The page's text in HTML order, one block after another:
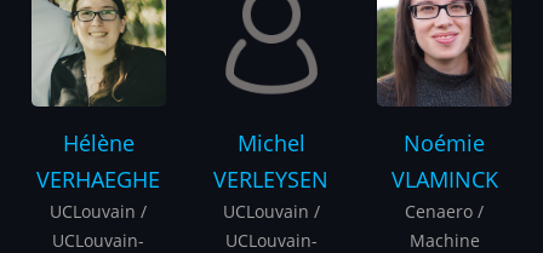
Hélène
VERHAEGHE
UCLouvain /
UCLouvain-
Michel
VERLEYSEN
UCLouvain /
UCLouvain-
Noémie
VLAMINCK
Cenaero /
Machine